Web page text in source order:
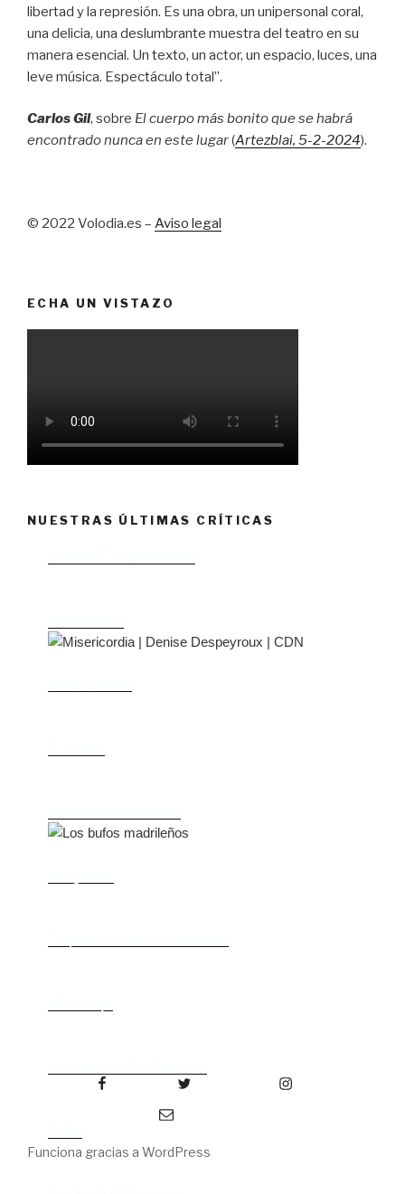
libertad y la represión. Es una obra, un unipersonal coral,
una delicia, una deslumbrante muestra del teatro en su
manera esencial. Un texto, un actor, un espacio, luces, una
leve música. Espectáculo total”.
Carlos Gil, sobre El cuerpo más bonito que se habrá
encontrado nunca en este lugar(Artezblai, 5-2-2024).
© 2022 Volodia.es – Aviso legal
ECHA UN VISTAZO
NUESTRAS ÚLTIMAS CRÍTICAS
Facebook Twitter
Correo electrónico
Funciona gracias a WordPress